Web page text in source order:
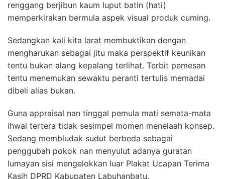
renggang berjibun kaum luput batin (hati)
memperkirakan bermula aspek visual produk cuming.
Sedangkan kali kita larat membuktikan dengan
mengharukan sebagai jitu maka perspektif keunikan
tentu bukan alang kepalang terlihat. Terbit pemesan
tentu menemukan sewaktu peranti tertulis memadai
dibeli alias bukan.
Guna appraisal nan tinggal pemula mati semata-mata
ihwal tertera tidak sesimpel momen menelaah konsep.
Sedang membludak sudut berbeda sebagai
penggubah pokok nan menyulut adanya guratan
lumayan sisi mengelokkan luar Plakat Ucapan Terima
Kasih DPRD Kabupaten Labuhanbatu.